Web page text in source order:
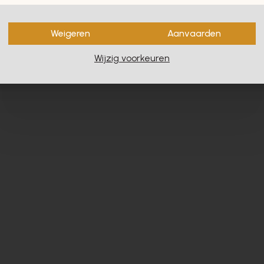
zullen u zeker en vast
Weigeren Aanvaarden
Wijzig voorkeuren